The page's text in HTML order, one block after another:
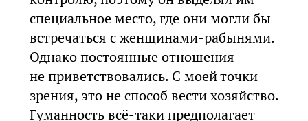
специальное место, где они могли бы
встречаться с женщинами-рабынями.
Однако постоянные отношения
не приветствовались. С моей точки
зрения, это не способ вести хозяйство.
Гуманность всё-таки предполагает